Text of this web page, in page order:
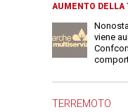
AUMENTO DELLA
viene
TERREMOTO